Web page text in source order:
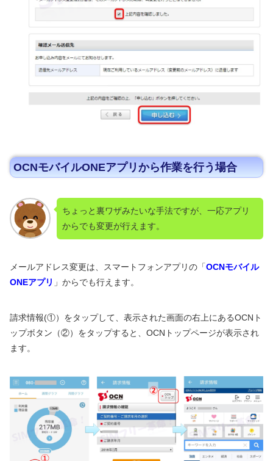
OCNモバイルONEアプリから作業を行う場合
ちょっと裏ワザみたいな手法ですが、一応アプリ
からでも変更が行えます。
メールアドレス変更は、スマートフォンアプリの「OCNモバイル
ONEアプリ 」からでも行えます。
請求情報(①）をタップして、表示された画面の右上にあるOCNト
ップボタン（②）をタップすると、OCNトップページが表示され
ます。